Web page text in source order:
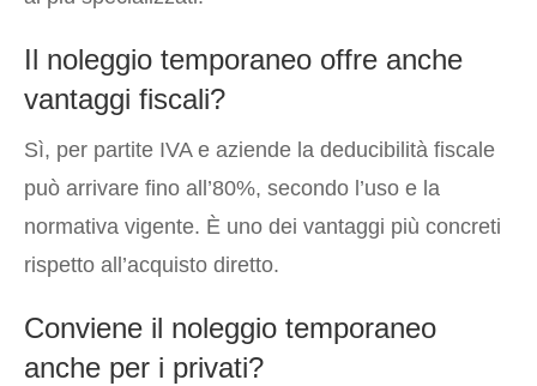
Il noleggio temporaneo offre anche
vantaggi fiscali?
Sì, per partite IVA e aziende la deducibilità fiscale
può arrivare fino all’80%, secondo l’uso e la
normativa vigente. È uno dei vantaggi più concreti
rispetto all’acquisto diretto.
Conviene il noleggio temporaneo
anche per i privati?